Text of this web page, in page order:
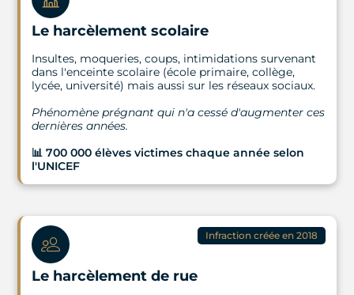
Le harcèlement scolaire
Insultes, moqueries, coups, intimidations survenant
dans l'enceinte scolaire (école primaire, collège,
lycée, université) mais aussi sur les réseaux sociaux.
Phénomène prégnant qui n'a cessé d'augmenter ces
dernières années.
📊 700 000 élèves victimes chaque année selon
l'UNICEF
Infraction créée en 2018
Le harcèlement de rue